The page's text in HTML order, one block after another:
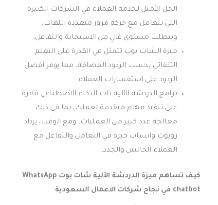
الحل الأمثل لخدمة العملاء في الشركات الكبيرة
التي تتعامل مع حركة مرور متعددة اللغات،
ويتطلب مستوى عالٍ من الاستجابة والتفاعل.
ميزة الشات بوت تتمثل في القدرة على التعلم
التلقائي بحسب الردود المضافة، مما يوفر أفضل
الردود على استفسارات العملاء.
برامج الدردشة الآلية ذات الذكاء الاصطناعي قادرة
على تنفيذ مهام متقدمة لعملك، بما في ذلك
معالجة عدد كبير من العمليات، ومع الوقت، يزداد
روبوت واتساب خبرة في التعامل والتفاعل مع
العملاء الحاليين والجدد.
كيف تساهم ميزة الدردشة الآلية شات بوت WhatsApp
chatbot في نجاح شركات الاعمال السعودية